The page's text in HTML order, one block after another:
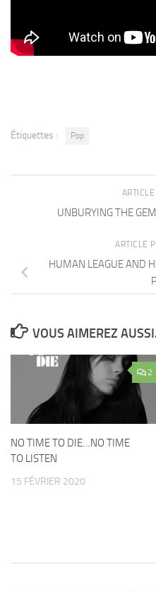
Étiquettes : Pop
UNBURYING THE
ARTICLE
HUMAN LEAGUE AND
VOUS AIMEREZ
2
NO TIME TO DIE…NO TIME
TO LISTEN
15 FÉVRIER 2020